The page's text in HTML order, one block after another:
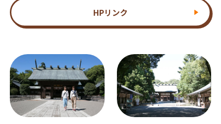
HPリンク